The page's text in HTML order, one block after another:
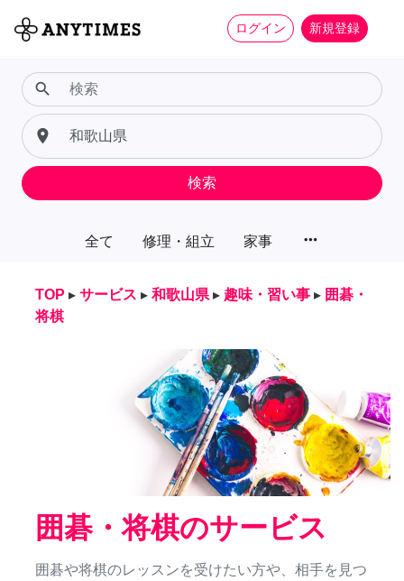
ログイン 新規登録
全て 修理・組立 家事 more_horiz
search
place
検索
TOP ▸ サービス ▸ 和歌山県 ▸ 趣味・習い事 ▸ 囲碁・
将棋
囲碁・将棋のサービス
囲碁や将棋のレッスンを受けたい方や、相手を見つ